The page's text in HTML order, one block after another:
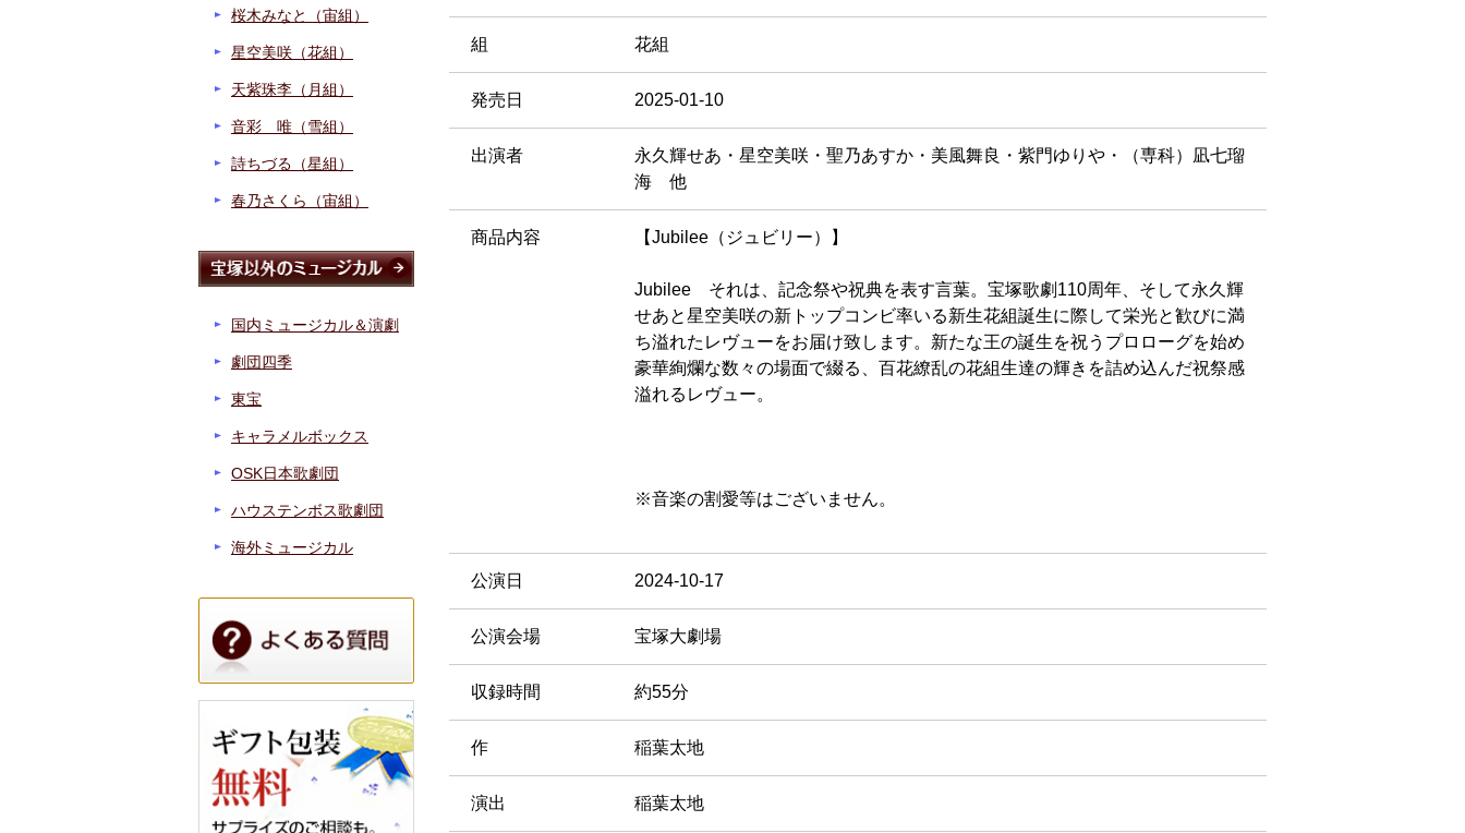
組 花組
発売日 2025-01-10
出演者
永久輝せあ・星空美咲・聖乃あすか・美風舞良・紫門ゆりや・（専科）凪七瑠
海 他
商品内容 【Jubilee（ジュビリー）】
Jubilee それは、記念祭や祝典を表す言葉。宝塚歌劇110周年、そして永久輝
せあと星空美咲の新トップコンビ率いる新生花組誕生に際して栄光と歓びに満
ち溢れたレヴューをお届け致します。新たな王の誕生を祝うプロローグを始め
豪華絢爛な数々の場面で綴る、百花繚乱の花組生達の輝きを詰め込んだ祝祭感
溢れるレヴュー。
※音楽の割愛等はございません。
公演日 2024-10-17
公演会場 宝塚大劇場
収録時間 約55分
作 稲葉太地
演出 稲葉太地
桜木みなと（宙組）
星空美咲（花組）
天紫珠李（月組）
音彩 唯（雪組）
詩ちづる（星組）
春乃さくら（宙組）
国内ミュージカル＆演劇
劇団四季
東宝
キャラメルボックス
OSK日本歌劇団
ハウステンボス歌劇団
海外ミュージカル